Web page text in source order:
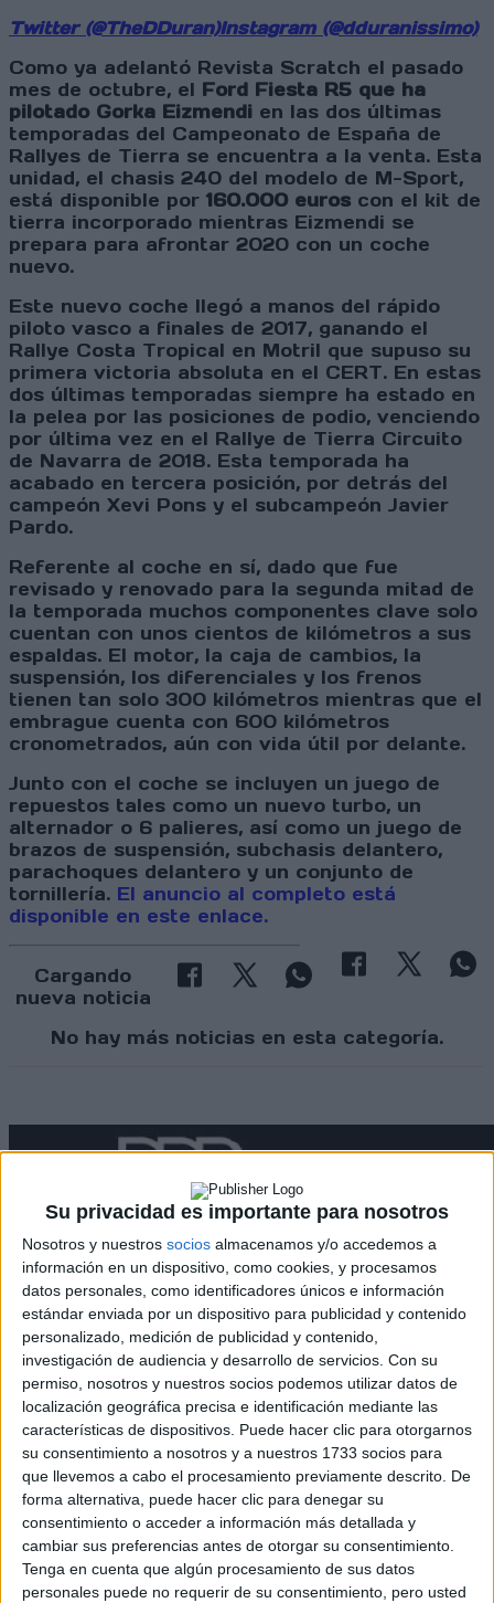
Su privacidad es importante para nosotros
Nosotros y nuestros socios almacenamos y/o accedemos a
información en un dispositivo, como cookies, y procesamos
datos personales, como identificadores únicos e información
estándar enviada por un dispositivo para publicidad y contenido
personalizado, medición de publicidad y contenido,
investigación de audiencia y desarrollo de servicios. Con su
permiso, nosotros y nuestros socios podemos utilizar datos de
localización geográfica precisa e identificación mediante las
características de dispositivos. Puede hacer clic para otorgarnos
su consentimiento a nosotros y a nuestros 1733 socios para
que llevemos a cabo el procesamiento previamente descrito. De
forma alternativa, puede hacer clic para denegar su
consentimiento o acceder a información más detallada y
cambiar sus preferencias antes de otorgar su consentimiento.
Tenga en cuenta que algún procesamiento de sus datos
personales puede no requerir de su consentimiento, pero usted
Twitter (@TheDDuran)Instagram (@dduranissimo)
Como ya adelantó Revista Scratch el pasado
mes de octubre, el Ford Fiesta R5 que ha
pilotado Gorka Eizmendi en las dos últimas
temporadas del Campeonato de España de
Rallyes de Tierra se encuentra a la venta. Esta
unidad, el chasis 240 del modelo de M-Sport,
está disponible por 160.000 euros con el kit de
tierra incorporado mientras Eizmendi se
prepara para afrontar 2020 con un coche
nuevo.
Este nuevo coche llegó a manos del rápido
piloto vasco a finales de 2017, ganando el
Rallye Costa Tropical en Motril que supuso su
primera victoria absoluta en el CERT. En estas
dos últimas temporadas siempre ha estado en
la pelea por las posiciones de podio, venciendo
por última vez en el Rallye de Tierra Circuito
de Navarra de 2018. Esta temporada ha
acabado en tercera posición, por detrás del
campeón Xevi Pons y el subcampeón Javier
Pardo.
Referente al coche en sí, dado que fue
revisado y renovado para la segunda mitad de
la temporada muchos componentes clave solo
cuentan con unos cientos de kilómetros a sus
espaldas. El motor, la caja de cambios, la
suspensión, los diferenciales y los frenos
tienen tan solo 300 kilómetros mientras que el
embrague cuenta con 600 kilómetros
cronometrados, aún con vida útil por delante.
Junto con el coche se incluyen un juego de
repuestos tales como un nuevo turbo, un
alternador o 6 palieres, así como un juego de
brazos de suspensión, subchasis delantero,
parachoques delantero y un conjunto de
tornillería. El anuncio al completo está
disponible en este enlace.
Cargando
nueva noticia
No hay más noticias en esta categoría.
Rallyes
WRC
S-CER
ERC
CERA
CERT
Internacionales
Campeonatos Autonómicos
Históricos
Dakar
RallyCross